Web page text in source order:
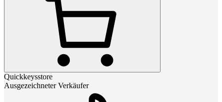
Quickkeysstore
Ausgezeichneter Verkäufer